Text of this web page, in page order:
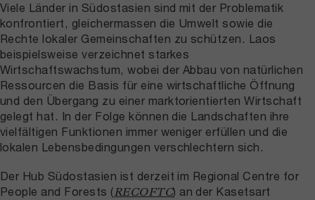
Viele Länder in Südostasien sind mit der Problematik
konfrontiert, gleichermassen die Umwelt sowie die
Rechte lokaler Gemeinschaften zu schützen. Laos
beispielsweise verzeichnet starkes
Wirtschaftswachstum, wobei der Abbau von natürlichen
Ressourcen die Basis für eine wirtschaftliche Öffnung
und den Übergang zu einer marktorientierten Wirtschaft
gelegt hat. In der Folge können die Landschaften ihre
vielfältigen Funktionen immer weniger erfüllen und die
lokalen Lebensbedingungen verschlechtern sich.
Der Hub Südostasien ist derzeit im Regional Centre for
People and Forests (RECOFTC) an der Kasetsart